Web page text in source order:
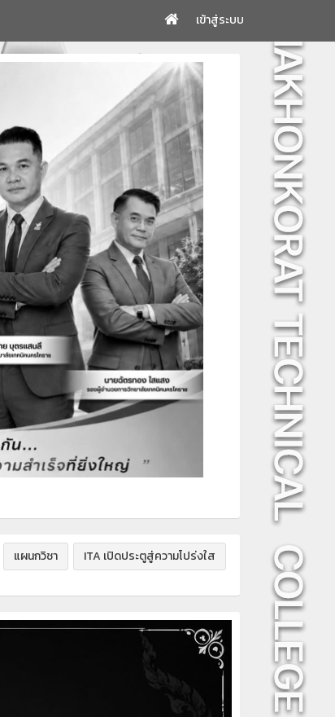
เข้าสู่ระบบ
แผนกวิชา
ITA เปิดประตูสู่ความโปร่งใส